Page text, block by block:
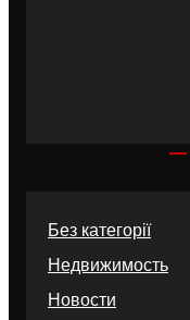
Без категорії
Недвижимость
Новости